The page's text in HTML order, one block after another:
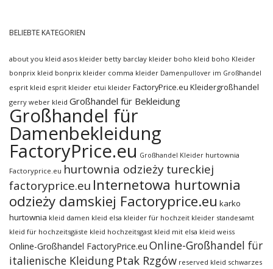
BELIEBTE KATEGORIEN
about you kleid asos kleider betty barclay kleider boho kleid boho Kleider
bonprix kleid bonprix kleider comma kleider Damenpullover im Großhandel
esprit kleid esprit kleider etui kleider FactoryPrice.eu Kleidergroßhandel
gerry weber kleid Großhandel für Bekleidung
Großhandel für
Damenbekleidung
FactoryPrice.eu Großhandel Kleider hurtownia
Factoryprice.eu hurtownia odzieży tureckiej
factoryprice.eu Internetowa hurtownia
odzieży damskiej Factoryprice.eu karko
hurtownia kleid damen kleid elsa kleider für hochzeit kleider standesamt
kleid für hochzeitsgäste kleid hochzeitsgast kleid mit elsa kleid weiss
Online-Großhandel FactoryPrice.eu Online-Großhandel für
italienische Kleidung Ptak Rzgów reserved kleid schwarzes